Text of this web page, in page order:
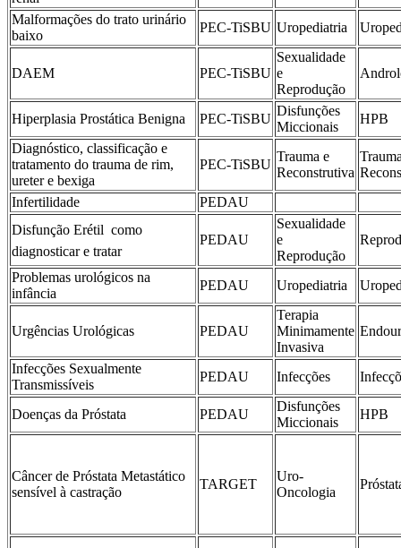
Malformações do trato urinário
baixo
PEC-TiSBU Uropediatria
DAEM PEC-TiSBU
Sexualidade
e
Reprodução
Hiperplasia Prostática Benigna PEC-TiSBU
Disfunções
Miccionais
HPB
Diagnóstico, classificação e
tratamento do trauma de rim,
ureter e bexiga
PEC-TiSBU
Trauma e
Reconstrutiva
Infertilidade
PEDAU
Disfunção Erétil  como
diagnosticar e tratar
PEDAU
Sexualidade
e
Reprodução
Problemas urológicos na
infância
PEDAU Uropediatria
Urgências Urológicas PEDAU
Terapia
Minimamente
Invasiva
Infecções Sexualmente
Transmissíveis
PEDAU Infecções
Doenças da Próstata PEDAU
Disfunções
Miccionais
HPB
Câncer de Próstata Metastático
sensível à castração
TARGET
Uro-
Oncologia